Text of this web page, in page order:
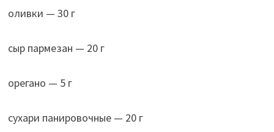
оливки — 30 г
сыр пармезан — 20 г
орегано — 5 г
сухари панировочные — 20 г